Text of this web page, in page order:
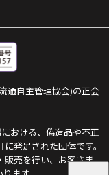
通自主管理協会)の正会
おける、偽造品や不正
発足された団体です。
販売を行い、お客さま